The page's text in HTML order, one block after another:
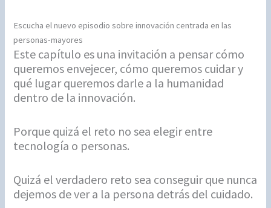
Escucha el nuevo episodio sobre innovación centrada en las
personas-mayores
Este capítulo es una invitación a pensar cómo
queremos envejecer, cómo queremos cuidar y
qué lugar queremos darle a la humanidad
dentro de la innovación.
Porque quizá el reto no sea elegir entre
tecnología o personas.
Quizá el verdadero reto sea conseguir que nunca
dejemos de ver a la persona detrás del cuidado.